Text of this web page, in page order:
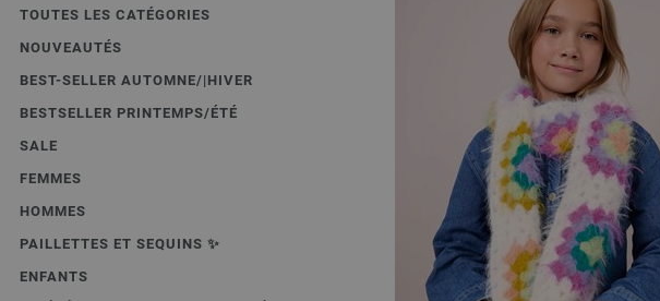
TOUTES LES CATÉGORIES
NOUVEAUTÉS
BEST-SELLER AUTOMNE/|HIVER
BESTSELLER PRINTEMPS/ÉTÉ
SALE
FEMMES
HOMMES
PAILLETTES ET SEQUINS ✨️
ENFANTS